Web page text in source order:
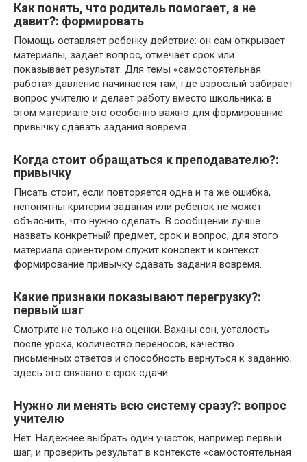
Как понять, что родитель помогает, а не
давит?: формировать
Помощь оставляет ребенку действие: он сам открывает
материалы, задает вопрос, отмечает срок или
показывает результат. Для темы «самостоятельная
работа» давление начинается там, где взрослый забирает
вопрос учителю и делает работу вместо школьника; в
этом материале это особенно важно для формирование
привычку сдавать задания вовремя.
Когда стоит обращаться к преподавателю?:
привычку
Писать стоит, если повторяется одна и та же ошибка,
непонятны критерии задания или ребенок не может
объяснить, что нужно сделать. В сообщении лучше
назвать конкретный предмет, срок и вопрос; для этого
материала ориентиром служит конспект и контекст
формирование привычку сдавать задания вовремя.
Какие признаки показывают перегрузку?:
первый шаг
Смотрите не только на оценки. Важны сон, усталость
после урока, количество переносов, качество
письменных ответов и способность вернуться к заданию;
здесь это связано с срок сдачи.
Нужно ли менять всю систему сразу?: вопрос
учителю
Нет. Надежнее выбрать один участок, например первый
шаг, и проверить результат в контексте «самостоятельная